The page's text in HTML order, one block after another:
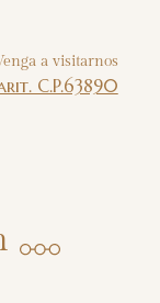
a visitarnos
C.P.63890